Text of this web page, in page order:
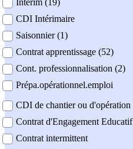
Intérim (19)
CDI Intérimaire
Saisonnier (1)
Contrat apprentissage (52)
Cont. professionnalisation (2)
Prépa.opérationnel.emploi
CDI de chantier ou d'opération
Contrat d'Engagement Educatif
Contrat intermittent